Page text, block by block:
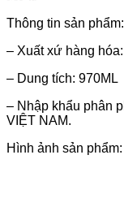
Thông tin sản phẩm:
– Xuất xứ hàng
– Dung tích: 970ML
– Nhập khẩu phân
VIỆT NAM.
Hình ảnh sản phẩm: